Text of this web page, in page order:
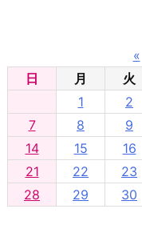
«
日 月 火
1
2
7
8 9
14
15 16
21
22 23
28
29 30